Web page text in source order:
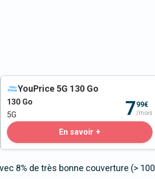
YouPrice 5G 130 Go
130 Go
5G
799€
/mois
En savoir +
8% de très bonne couverture (> 100